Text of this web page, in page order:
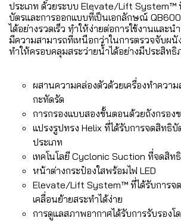
ประเภท ด้วยระบบ Elevate/Lift System™
บัตรและการออกแบบที่เป็นเอกลักษณ์
ได้อย่างรวดเร็ว ทำให้ง่ายต่อการใช้งานและ
มีความสามารถที่เหนือกว่าในการตรวจจับผนั
ทำให้ครอบคลุมสระว่ายน้ำได้อย่างมีประสิทธิ
ผสานความคล่องตัวด้วยเครื่องทำควา
กะทัดรัด
การกรองแบบสองขั้นตอนด้วยถังกรอง
แปรงรูปทรง Helix ที่ได้รับการจดสิทธิบั
ประเภท
เทคโนโลยี Cyclonic Suction ที่จดสิท
หน้าต่างกระป๋องใสพร้อมไฟ LED
Elevate/Lift System™ ที่ได้รับการจ
เคลื่อนย้ายสระทำได้ง่าย
การดูแลสภาพอากาศได้รับการรับรองโ